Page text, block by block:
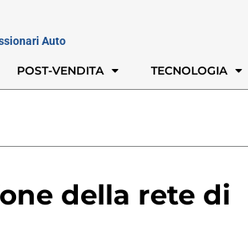
Auto
POST-VENDITA TECNOLOGIA
della rete di